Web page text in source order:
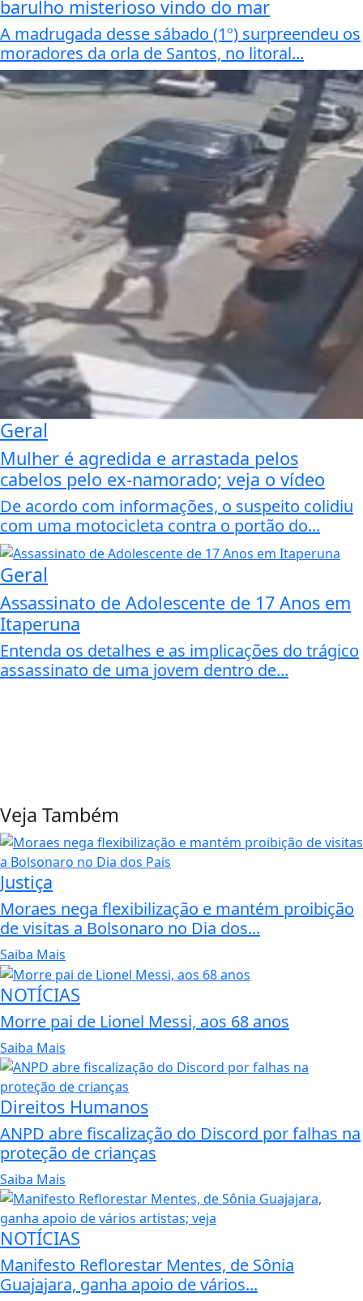
barulho misterioso vindo do mar
A madrugada desse sábado (1º) surpreendeu os
moradores da orla de Santos, no litoral...
Geral
Mulher é agredida e arrastada pelos
cabelos pelo ex-namorado; veja o vídeo
De acordo com informações, o suspeito colidiu
com uma motocicleta contra o portão do...
Geral
Assassinato de Adolescente de 17 Anos em
Itaperuna
Entenda os detalhes e as implicações do trágico
assassinato de uma jovem dentro de...
Veja Também
Justiça
Moraes nega flexibilização e mantém proibição
de visitas a Bolsonaro no Dia dos...
Saiba Mais
NOTÍCIAS
Morre pai de Lionel Messi, aos 68 anos
Saiba Mais
Direitos Humanos
ANPD abre fiscalização do Discord por falhas na
proteção de crianças
Saiba Mais
NOTÍCIAS
Manifesto Reflorestar Mentes, de Sônia
Guajajara, ganha apoio de vários...